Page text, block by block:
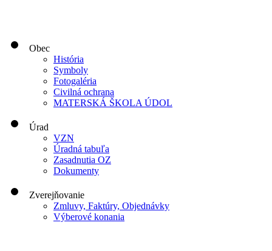
Obec
História
Symboly
Fotogaléria
Civilná ochrana
MATERSKÁ ŠKOLA ÚDOL
Úrad
VZN
Úradná tabuľa
Zasadnutia OZ
Dokumenty
Zverejňovanie
Zmluvy, Faktúry, Objednávky
Výberové konania